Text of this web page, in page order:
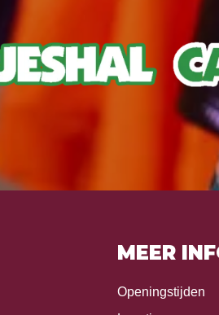
MEER
Openingstijden